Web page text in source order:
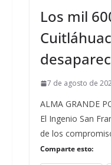
Los mil
7 de agosto de
ALMA GRANDE
El Ingenio San
de los
Comparte esto: